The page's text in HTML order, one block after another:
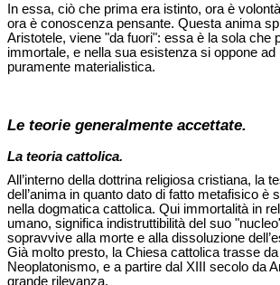
In essa, ciò che prima era istinto, ora è
ora è conoscenza pensante. Questa anima
Aristotele, viene "da fuori": essa è la sola che
immortale, e nella sua esistenza si oppone
puramente materialistica.
Le teorie generalmente accettate.
La teoria cattolica.
All’interno della dottrina religiosa cristiana, la
dell’anima in quanto dato di fatto metafisico è
nella dogmatica cattolica. Qui immortalità in
umano, significa indistruttibilità del suo
sopravvive alla morte e alla dissoluzione
Già molto presto, la Chiesa cattolica trasse
Neoplatonismo, e a partire dal XIII secolo da
grande rilevanza.